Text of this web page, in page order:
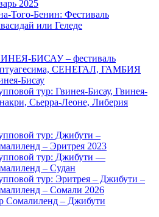
2025
Того-Бенин: Фестиваль
или Геледе
БИСАУ – фестиваль
СЕНЕГАЛ, ГАМБИЯ
Бисау
тур: Гвинея-Бисау, Гвинея-
Сьерра-Леоне, Либерия
тур: Джибути –
– Эритрея 2023
тур: Джибути —
– Судан
тур: Эритрея – Джибути –
– Сомали 2026
Cомалиленд – Джибути